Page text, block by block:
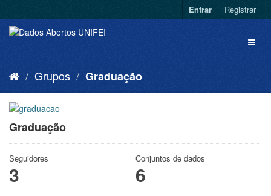
Entrar Registrar
Grupos Graduação
Graduação
Seguidores
3
Conjuntos de dados
6